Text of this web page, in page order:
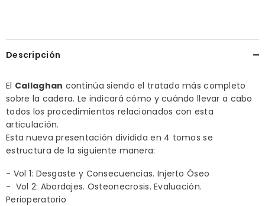
Descripción
El Callaghan continúa siendo el tratado más completo
sobre la cadera. Le indicará cómo y cuándo llevar a cabo
todos los procedimientos relacionados con esta
articulación.
Esta nueva presentación dividida en 4 tomos se
estructura de la siguiente manera:
- Vol 1: Desgaste y Consecuencias. Injerto Óseo
- Vol 2: Abordajes. Osteonecrosis. Evaluación.
Perioperatorio